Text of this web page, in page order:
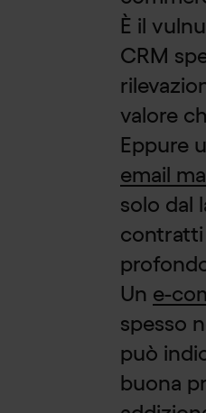
È il
CRM
valore
Eppure
email
solo dal
contratti
Un e-
spesso
può
buona